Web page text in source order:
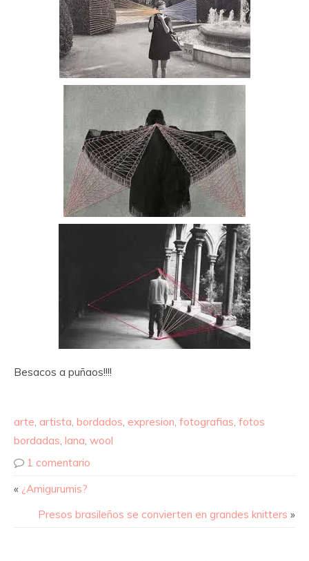
Besacos a puñaos!!!!
arte, artista, bordados, expresion, fotografias, fotos
bordadas, lana, wool
1 comentario
« ¿Amigurumis?
Presos brasileños se convierten en grandes knitters »